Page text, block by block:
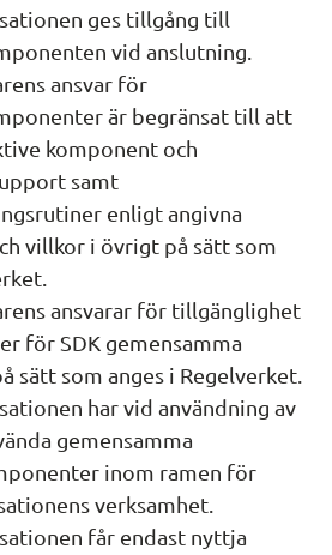
ges tillgång till
vid anslutning.
ansvar för
är begränsat till att
komponent och
samt
enligt angivna
villkor i övrigt på sätt som
ansvarar för tillgänglighet
för SDK gemensamma
sätt som anges i Regelverket.
har vid användning av
gemensamma
inom ramen för
verksamhet.
får endast nyttja